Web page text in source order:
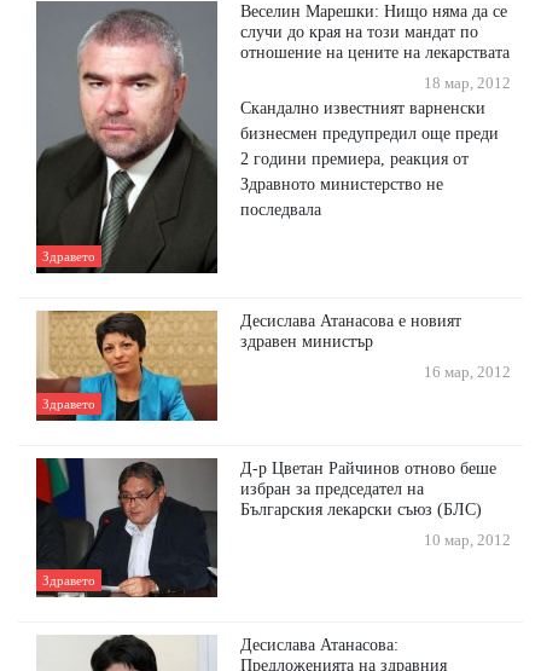
Здравето
Веселин Марешки: Нищо няма да се
случи до края на този мандат по
отношение на цените на лекарствата
18 мар, 2012
Скандално известният варненски
бизнесмен предупредил още преди
2 години премиера, реакция от
Здравното министерство не
последвала
Здравето
Десислава Атанасова е новият
здравен министър
16 мар, 2012
Здравето
Д-р Цветан Райчинов отново беше
избран за председател на
Българския лекарски съюз (БЛС)
10 мар, 2012
Десислава Атанасова:
Предложенията на здравния